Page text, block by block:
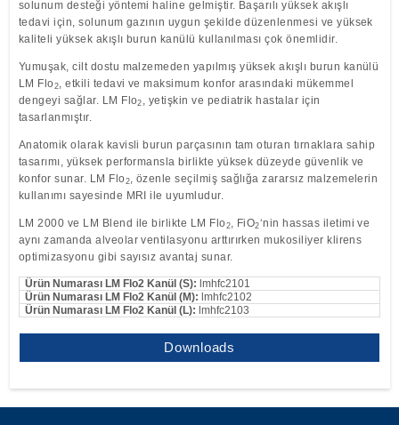
solunum desteği yöntemi haline gelmiştir. Başarılı yüksek akışlı
tedavi için, solunum gazının uygun şekilde düzenlenmesi ve yüksek
kaliteli yüksek akışlı burun kanülü kullanılması çok önemlidir.
Yumuşak, cilt dostu malzemeden yapılmış yüksek akışlı burun kanülü
LM Flo2, etkili tedavi ve maksimum konfor arasındaki mükemmel
dengeyi sağlar. LM Flo2 , yetişkin ve pediatrik hastalar için
tasarlanmıştır.
Anatomik olarak kavisli burun parçasının tam oturan tırnaklara sahip
tasarımı, yüksek performansla birlikte yüksek düzeyde güvenlik ve
konfor sunar. LM Flo2
, özenle seçilmiş sağlığa zararsız malzemelerin
kullanımı sayesinde MRI ile uyumludur.
LM 2000 ve LM Blend ile birlikte LM Flo2 , FiO2‘nin hassas iletimi ve
aynı zamanda alveolar ventilasyonu arttırırken mukosiliyer klirens
optimizasyonu gibi sayısız avantaj sunar.
Ürün Numarası LM Flo2 Kanül (S): lmhfc2101
Ürün Numarası LM Flo2 Kanül (M): lmhfc2102
Ürün Numarası LM Flo2 Kanül (L): lmhfc2103
Downloads